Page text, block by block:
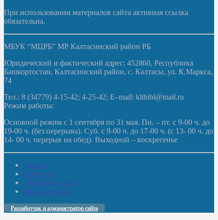
При использовании материалов сайта активная ссылка
обязательна.
МБУК “МЦРБ” МР Калтасинский район РБ
Юридический и фактический адрес: 452860, Республика
Башкортостан, Калтасинский район, с. Калтасы, ул. К.Маркса,
74
Тел.: 8 (34779) 4-15-42; 4-25-42; E–mail: kltbibl@mail.ru
Режим работы:
Основной режим с 1 сентября по 31 мая. Пн. – пт. с 9-00 ч. до
19-00 ч. (без перерыва). Суб. с 9-00 ч. до 17-00 ч. (с 13- 00 ч. до
14- 00 ч. перерыв на обед). Выходной – воскресенье
Домой
Новости
Документы. Все
Мы в соцсетях
Разработчик и администратор сайта